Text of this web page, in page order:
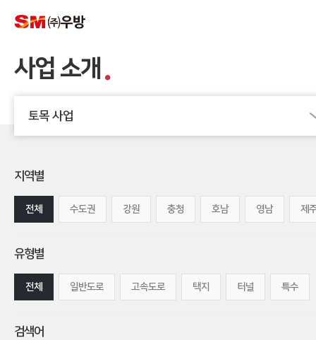
사업 소개
토목 사업
지역별
전체 수도권 강원 충청 호남 영남 제
유형별
전체 일반도로 고속도로 택지 터널 특수
검색어